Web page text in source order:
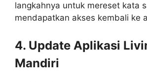
langkahnya untuk mereset kata
mendapatkan akses kembali ke
4. Update Aplikasi
Mandiri